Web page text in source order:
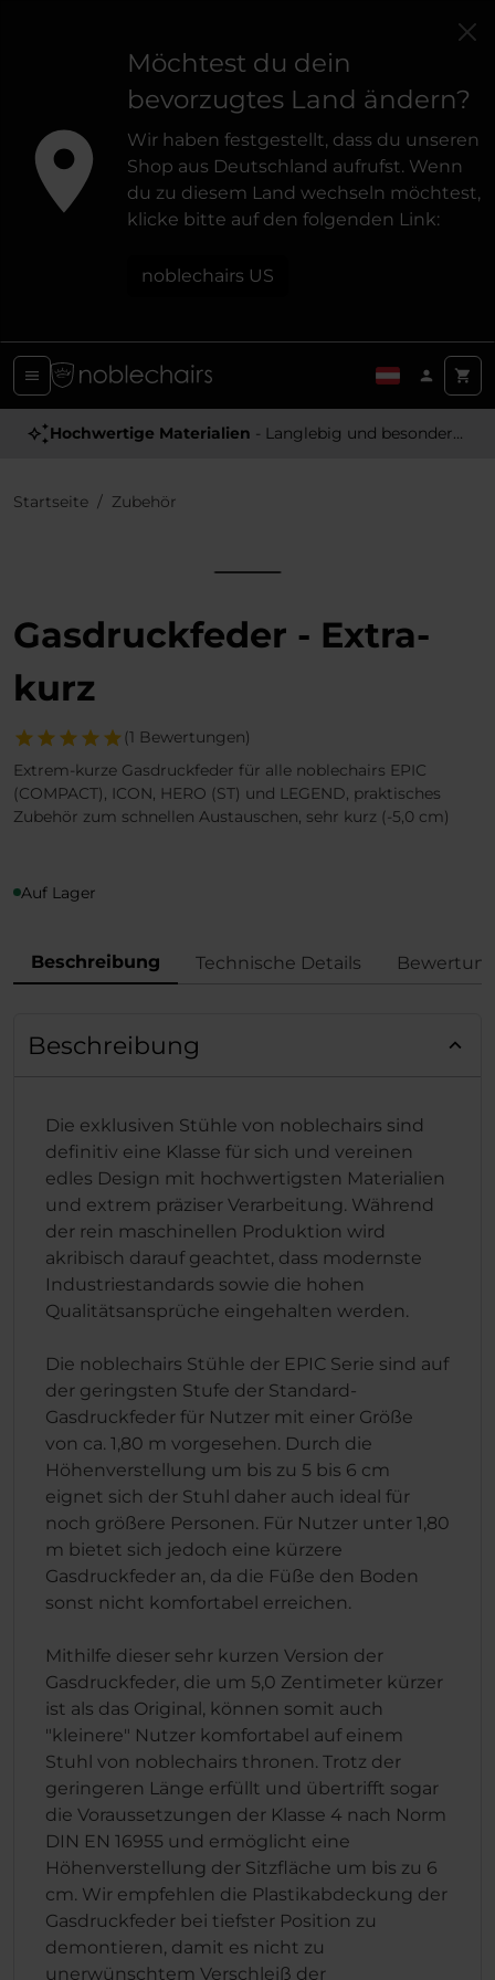
Möchtest du dein
bevorzugtes Land ändern?
Wir haben festgestellt, dass du unseren
Shop aus Deutschland aufrufst. Wenn
du zu diesem Land wechseln möchtest,
klicke bitte auf den folgenden Link:
noblechairs US
Hochwertige Materialien - Langlebig und besonders Angenehm
Startseite Zubehör
Gasdruckfeder - Extra-
kurz
(1 Bewertungen)
Extrem-kurze Gasdruckfeder für alle noblechairs EPIC
(COMPACT), ICON, HERO (ST) und LEGEND, praktisches
Zubehör zum schnellen Austauschen, sehr kurz (-5,0 cm)
Auf Lager
Beschreibung Technische Details
Beschreibung
Die exklusiven Stühle von noblechairs sind
definitiv eine Klasse für sich und vereinen
edles Design mit hochwertigsten Materialien
und extrem präziser Verarbeitung. Während
der rein maschinellen Produktion wird
akribisch darauf geachtet, dass modernste
Industriestandards sowie die hohen
Qualitätsansprüche eingehalten werden.
Die noblechairs Stühle der EPIC Serie sind auf
der geringsten Stufe der Standard-
Gasdruckfeder für Nutzer mit einer Größe
von ca. 1,80 m vorgesehen. Durch die
Höhenverstellung um bis zu 5 bis 6 cm
eignet sich der Stuhl daher auch ideal für
noch größere Personen. Für Nutzer unter 1,80
m bietet sich jedoch eine kürzere
Gasdruckfeder an, da die Füße den Boden
sonst nicht komfortabel erreichen.
Mithilfe dieser sehr kurzen Version der
Gasdruckfeder, die um 5,0 Zentimeter kürzer
ist als das Original, können somit auch
"kleinere" Nutzer komfortabel auf einem
Stuhl von noblechairs thronen. Trotz der
geringeren Länge erfüllt und übertrifft sogar
die Voraussetzungen der Klasse 4 nach Norm
DIN EN 16955 und ermöglicht eine
Höhenverstellung der Sitzfläche um bis zu 6
cm. Wir empfehlen die Plastikabdeckung der
Gasdruckfeder bei tiefster Position zu
demontieren, damit es nicht zu
unerwünschtem Verschleiß der